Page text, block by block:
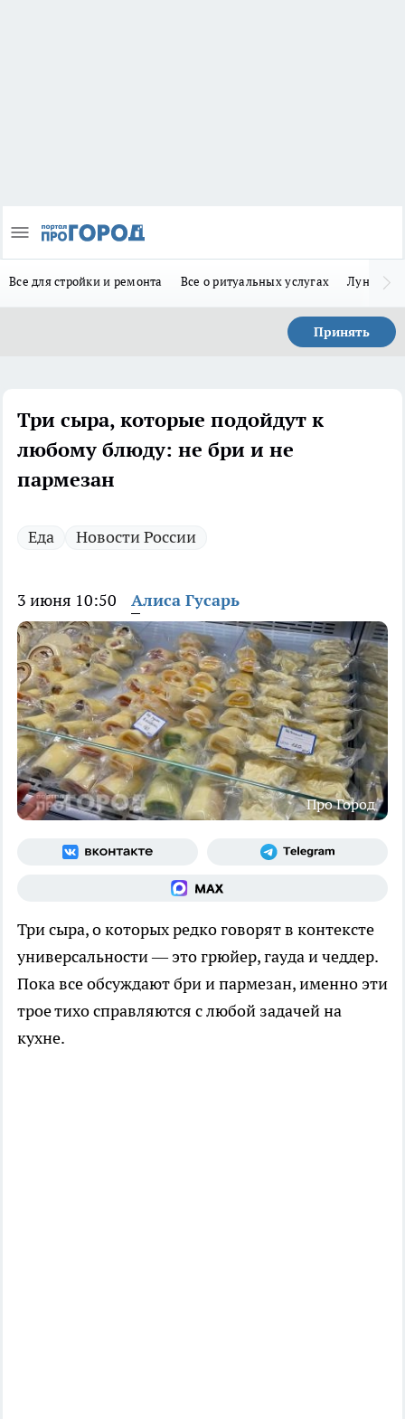
Все для стройки и ремонта Все о ритуальных услугах Лунно-
Принять
Три сыра, которые подойдут к
любому блюду: не бри и не
пармезан
Еда Новости России
3 июня 10:50 Алиса Гусарь
Про Город
Три сыра, о которых редко говорят в контексте
универсальности — это грюйер, гауда и чеддер.
Пока все обсуждают бри и пармезан, именно эти
трое тихо справляются с любой задачей на
кухне.